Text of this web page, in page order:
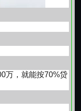
万，就能按70%贷